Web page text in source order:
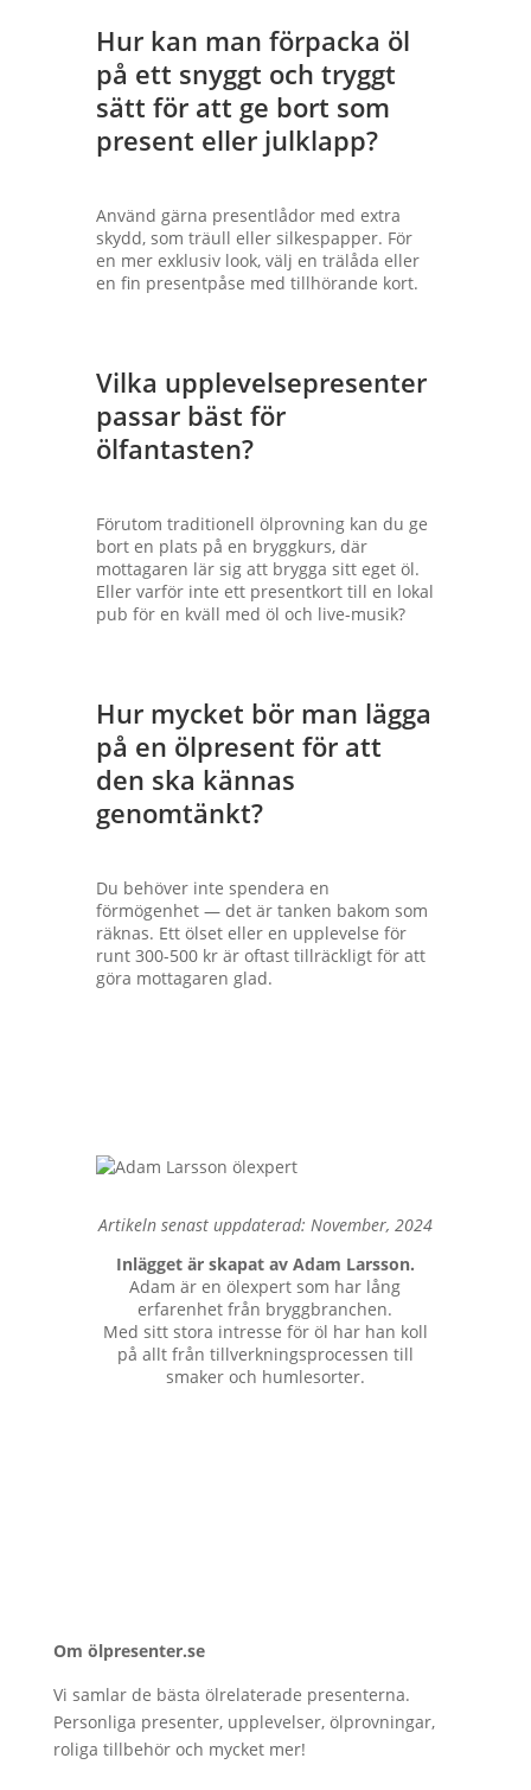
Hur kan man förpacka öl
på ett snyggt och tryggt
sätt för att ge bort som
present eller julklapp?
Använd gärna presentlådor med extra
skydd, som träull eller silkespapper. För
en mer exklusiv look, välj en trälåda eller
en fin presentpåse med tillhörande kort.
Vilka upplevelsepresenter
passar bäst för
ölfantasten?
Förutom traditionell ölprovning kan du ge
bort en plats på en bryggkurs, där
mottagaren lär sig att brygga sitt eget öl.
Eller varför inte ett presentkort till en lokal
pub för en kväll med öl och live-musik?
Hur mycket bör man lägga
på en ölpresent för att
den ska kännas
genomtänkt?
Du behöver inte spendera en
förmögenhet — det är tanken bakom som
räknas. Ett ölset eller en upplevelse för
runt 300-500 kr är oftast tillräckligt för att
göra mottagaren glad.
Artikeln senast uppdaterad: November, 2024
Inlägget är skapat av Adam Larsson.
Adam är en ölexpert som har lång
erfarenhet från bryggbranchen.
Med sitt stora intresse för öl har han koll
på allt från tillverkningsprocessen till
smaker och humlesorter.
Om ölpresenter.se
Vi samlar de bästa ölrelaterade presenterna.
Personliga presenter, upplevelser, ölprovningar,
roliga tillbehör och mycket mer!